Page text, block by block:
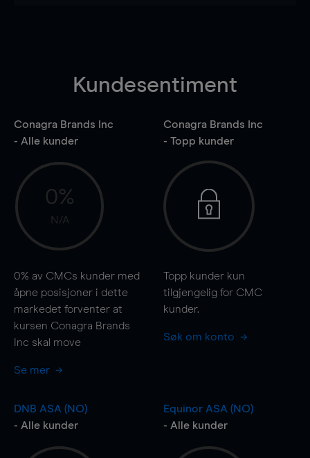
Kundesentiment
Conagra Brands Inc
- Alle kunder
0%
N/A
0% av CMCs kunder med
åpne posisjoner i dette
markedet forventer at
kursen Conagra Brands
Inc skal move
Se mer
Conagra Brands Inc
- Topp kunder
Topp kunder kun
tilgjengelig for CMC
kunder.
Søk om konto
DNB ASA (NO)
- Alle kunder
Equinor ASA (NO)
- Alle kunder